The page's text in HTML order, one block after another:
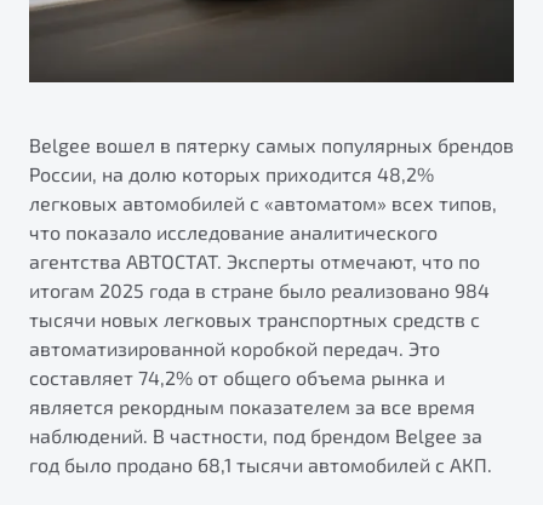
Элегантный и практичный седан
от 1 699 990 ₽*
Обзор В наличии
X70
Узнайте о специальных выгодах при покупке
автомобиля Belgee
Подробно
Реферальная программа
Будьте еще более уверены на дорогах с программой
"Помощь на дорогах"
Belgee вошел в пятерку самых популярных брендов
России, на долю которых приходится 48,2%
легковых автомобилей с «автоматом» всех типов,
что показало исследование аналитического
агентства АВТОСТАТ. Эксперты отмечают, что по
итогам 2025 года в стране было реализовано 984
тысячи новых легковых транспортных средств с
автоматизированной коробкой передач. Это
составляет 74,2% от общего объема рынка и
является рекордным показателем за все время
наблюдений. В частности, под брендом Belgee за
год было продано 68,1 тысячи автомобилей с АКП.